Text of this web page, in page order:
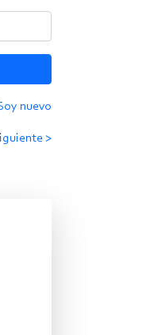
nuevo
>